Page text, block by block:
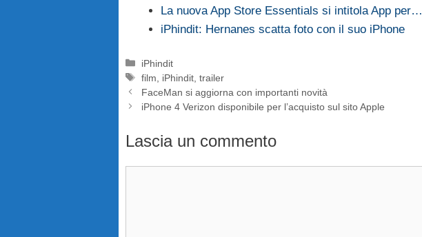
La nuova App Store Essentials si intitola App per…
iPhindit: Hernanes scatta foto con il suo iPhone
Categorie
iPhindit
Tag
film iPhindit ,trailer
FaceMan si aggiorna con importanti novità
iPhone 4 Verizon disponibile per l’acquisto sul sito Apple
Lascia un commento